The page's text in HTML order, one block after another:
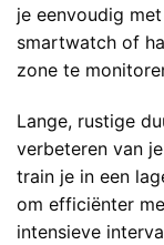
je eenvoudig
smartwatch of
zone te
Lange, rustige
verbeteren van
train je in een
om efficiënter
intensieve